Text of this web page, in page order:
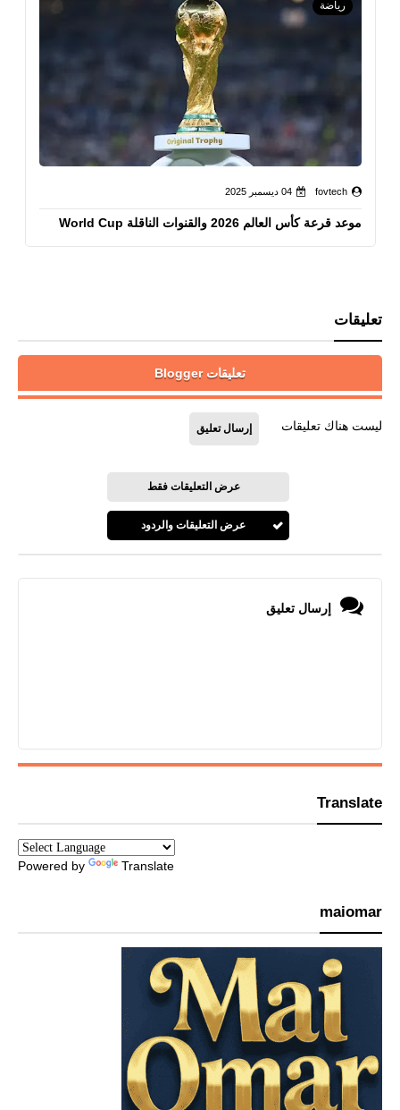
رياضة
fovtech 04 ديسمبر 2025
موعد قرعة كأس العالم 2026 والقنوات الناقلة World Cup
تعليقات
تعليقات Blogger
ليست هناك تعليقات إرسال تعليق
عرض التعليقات فقط
عرض التعليقات والردود
إرسال تعليق
Translate
Powered by Translate
maiomar